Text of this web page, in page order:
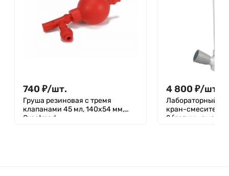
740 ₽/шт.
Груша резиновая с тремя
клапанами 45 мл, 140х54 мм,
Greetmed
4 800 ₽/шт.
Лабораторный п-
кран-смеситель
2 (латунь,